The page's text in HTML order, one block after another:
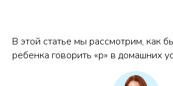
В этой статье мы рассмотрим, как
ребенка говорить «р» в домашних